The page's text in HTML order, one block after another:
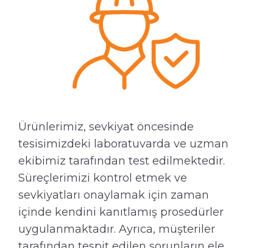
Ürünlerimiz, sevkiyat öncesinde
tesisimizdeki laboratuvarda ve uzman
ekibimiz tarafından test edilmektedir.
Süreçlerimizi kontrol etmek ve
sevkiyatları onaylamak için zaman
içinde kendini kanıtlamış prosedürler
uygulanmaktadır. Ayrıca, müşteriler